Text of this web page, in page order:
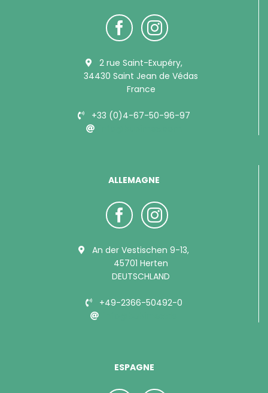
2 rue Saint-Exupéry,
34430 Saint Jean de Védas
France
+33 (0)4-67-50-96-97
ALLEMAGNE
An der Vestischen 9-13,
45701 Herten
DEUTSCHLAND
+49-2366-50492-0
ESPAGNE